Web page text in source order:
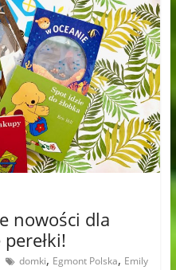
nowości dla
domki, Egmont Polska, Emily